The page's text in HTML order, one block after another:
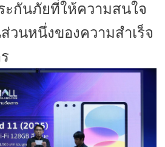
ะกันภัยที่ให้ความสนใจ
ส่วนหนึ่งของความสำเร็จ